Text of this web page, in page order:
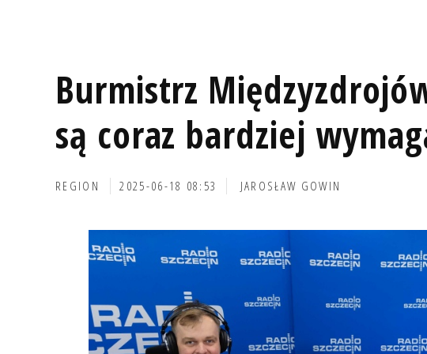
Burmistrz
są coraz bardziej
REGION 2025-06-18 08:53 JAROSŁAW GOWIN